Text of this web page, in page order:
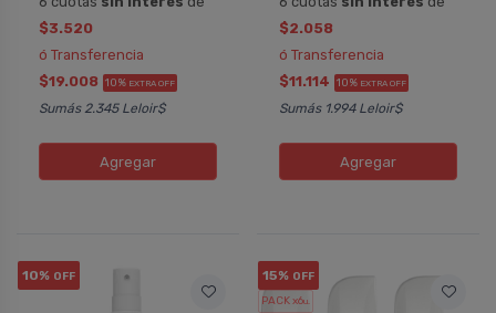
$3.520
ó Transferencia
$19.008 10% EXTRA OFF
Sumás 2.345 Leloir$
Agregar
$2.058
ó Transferencia
$11.114 10% EXTRA OFF
Sumás 1.994 Leloir$
Agregar
10% OFF 15% OFF
PACK x6u.